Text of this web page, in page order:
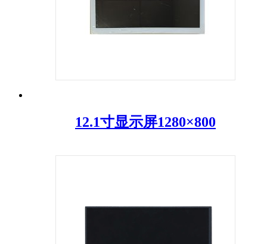
12.1寸显示屏1280×800